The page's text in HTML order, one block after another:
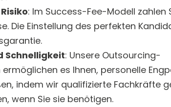
: Im Success-Fee-Modell zahlen
Die Einstellung des perfekten
Schnelligkeit: Unsere Outsourcing-
es Ihnen, personelle
indem wir qualifizierte Fachkräfte
wenn Sie sie benötigen.